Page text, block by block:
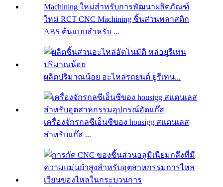
ใหม่ RCT CNC Machining ชิ้นส่วนพลาสติก
ABS ต้นแบบสำหรับ ...
ผลิตปริมาณน้อย อะไหล่รถยนต์ ยูรีเทน...
เครื่องจักรกลซีเอ็นซีของ housigg สแตนเลส
สำหรับแก๊ส ...